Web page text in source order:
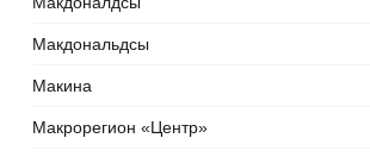
Макдональдсы
Макина
Макрорегион «Центр»